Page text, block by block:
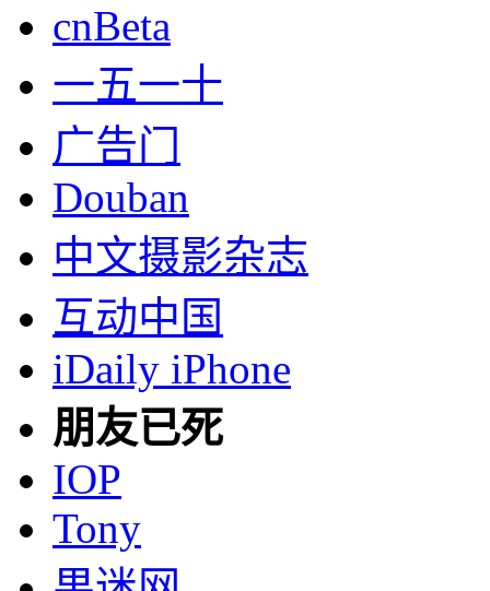
cnBeta
一五一十
广告门
Douban
中文摄影杂志
互动中国
iDaily iPhone
朋友已死
IOP
Tony